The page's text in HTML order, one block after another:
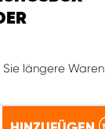
Sie längere Waren